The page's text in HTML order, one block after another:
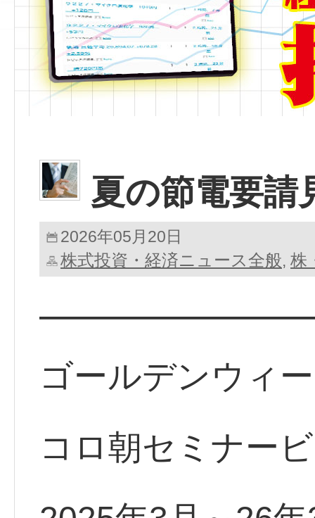
夏の節電要請
2026年05月20日
株式投資・経済ニュース全般, 株
ゴールデンウィ
コロ朝セミナー